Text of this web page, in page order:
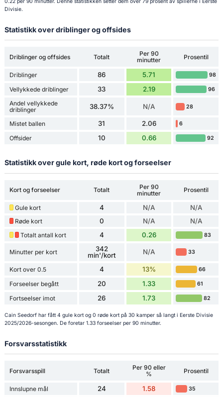
Divisie.
Statistikk over driblinger og offsides
Driblinger og offsides Totalt
Per 90
minutter
Prosentil
Driblinger 86 5.71 98
Vellykkede driblinger 33 2.19 96
Andel vellykkede
driblinger
38.37% N/A 28
Mistet ballen 31 2.06 6
Offsider 10 0.66 92
Statistikk over gule kort, røde kort og forseelser
Kort og forseelser Totalt
Per 90
minutter
Prosentil
Gule kort 4 N/A N/A
Røde kort 0 N/A N/A
Totalt antall kort 4 0.26 83
Minutter per kort
342
min'/kort
N/A 33
Kort over 0.5 4 13% 66
Forseelser begått 20 1.33 61
Fortseelser imot 26 1.73 82
Cain Seedorf har fått 4 gule kort og 0 røde kort på 30 kamper så langt i Eerste Divisie
2025/2026-sesongen. De foretar 1.33 forseelser per 90 minutter.
Forsvarsstatistikk
Forsvarsspill Totalt
Per 90 eller
%
Prosentil
Innslupne mål 24 1.58 35